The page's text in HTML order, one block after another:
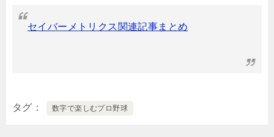
セイバーメトリクス関連記事まとめ
タグ 数字で楽しむプロ野球